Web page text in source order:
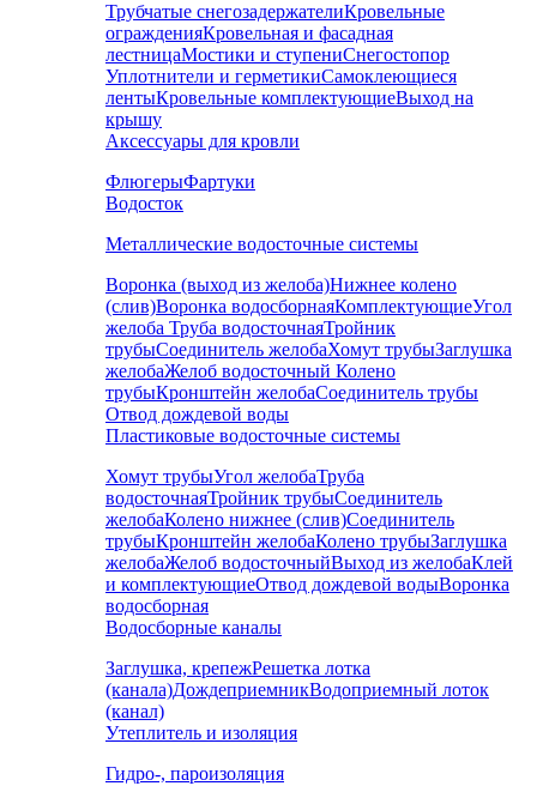
Трубчатые снегозадержателиКровельные
огражденияКровельная и фасадная
лестницаМостики и ступениСнегостопор
Уплотнители и герметикиСамоклеющиеся
лентыКровельные комплектующиеВыход на
крышу
Аксессуары для кровли
ФлюгерыФартуки
Водосток
Металлические водосточные системы
Воронка (выход из желоба)Нижнее колено
(слив)Воронка водосборнаяКомплектующиеУгол
желоба Труба водосточнаяТройник
трубыСоединитель желобаХомут трубыЗаглушка
желобаЖелоб водосточный Колено
трубыКронштейн желобаСоединитель трубы
Отвод дождевой воды
Пластиковые водосточные системы
Хомут трубыУгол желобаТруба
водосточнаяТройник трубыСоединитель
желобаКолено нижнее (слив)Соединитель
трубыКронштейн желобаКолено трубыЗаглушка
желобаЖелоб водосточныйВыход из желобаКлей
и комплектующиеОтвод дождевой водыВоронка
водосборная
Водосборные каналы
Заглушка, крепежРешетка лотка
(канала)ДождеприемникВодоприемный лоток
(канал)
Утеплитель и изоляция
Гидро-, пароизоляция